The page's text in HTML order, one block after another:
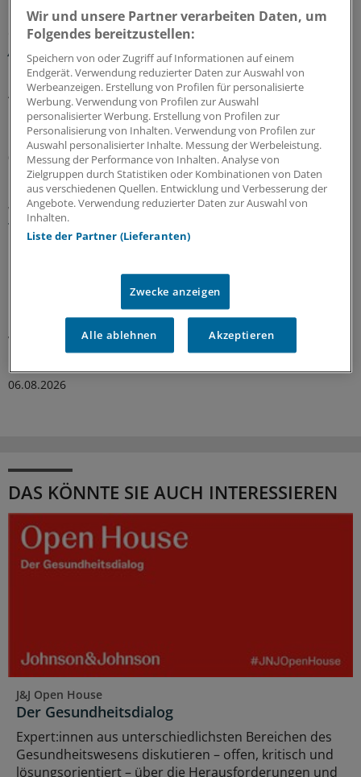
Glosse
Ärztlicher Hitzehass
Es gibt viele Gründe, den Sommer toll zu finden – für
Ärzte kann die warme Jahreszeit aber anstrengend sein:
Manchmal liegt es an Patienten, manchmal an Kollegen...
Einblicke in nervige Jahresseiten.
07.08.2026
WIdO-Qualitätsmonitor 2026
Tumoroperationen: Mindestmengen
beschleunigen die Zentralisierung der
Der WIdO-Qualitätsmonitor 2026 weist für mehrere
komplexe Tumoroperationen steigende Fallzahlen je
Krankenhaus aus. Damit konzentriert sich die
Versorgung auf weniger Kliniken.
06.08.2026
DAS KÖNNTE SIE AUCH INTERESSIEREN
J&J Open House
Der Gesundheitsdialog
Expert:innen aus unterschiedlichsten Bereichen des
Gesundheitswesens diskutieren – offen, kritisch und
lösungsorientiert – über die Herausforderungen und
Wir und unsere Partner verarbeiten Daten, um
Folgendes bereitzustellen:
Speichern von oder Zugriff auf Informationen auf einem
Endgerät. Verwendung reduzierter Daten zur Auswahl von
Werbeanzeigen. Erstellung von Profilen für personalisierte
Werbung. Verwendung von Profilen zur Auswahl
personalisierter Werbung. Erstellung von Profilen zur
Personalisierung von Inhalten. Verwendung von Profilen zur
Auswahl personalisierter Inhalte. Messung der Werbeleistung.
Messung der Performance von Inhalten. Analyse von
Zielgruppen durch Statistiken oder Kombinationen von Daten
aus verschiedenen Quellen. Entwicklung und Verbesserung der
Angebote. Verwendung reduzierter Daten zur Auswahl von
Inhalten.
Liste der Partner (Lieferanten)
Zwecke anzeigen
Alle ablehnen Akzeptieren